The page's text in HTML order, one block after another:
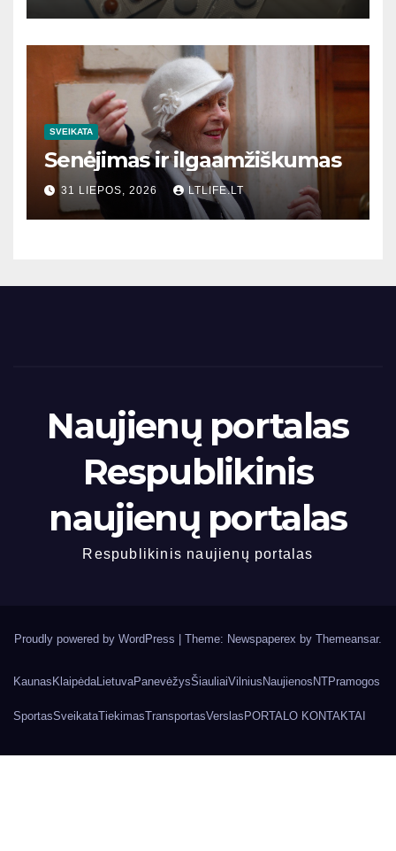
SVEIKATA
Senėjimas ir ilgaamžiškumas
31 LIEPOS, 2026 LTLIFE.LT
Naujienų portalas
Respublikinis
naujienų portalas
Respublikinis naujienų portalas
Proudly powered by WordPress Theme: Newspaperex by Themeansar.
Kaunas KlaipėdaLietuvaPanevėžysŠiauliaiVilnius Naujienos NTPramogos
SportasSveikataTiekimasTransportasVerslas PORTALO KONTAKTAI